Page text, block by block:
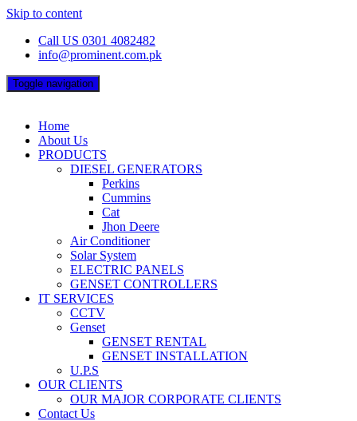
Skip to content
Call US 0301 4082482
info@prominent.com.pk
Toggle navigation
Home
About Us
PRODUCTS
DIESEL GENERATORS
Perkins
Cummins
Cat
Jhon Deere
Air Conditioner
Solar System
ELECTRIC PANELS
GENSET CONTROLLERS
IT SERVICES
CCTV
Genset
GENSET RENTAL
GENSET INSTALLATION
U.P.S
OUR CLIENTS
OUR MAJOR CORPORATE CLIENTS
Contact Us